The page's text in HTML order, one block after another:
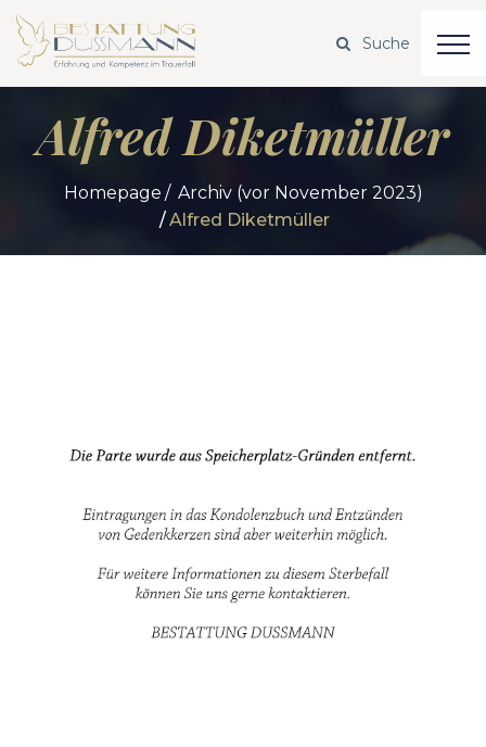
Alfred Diketmüller
Homepage
Archiv (vor November 2023)
Alfred Diketmüller